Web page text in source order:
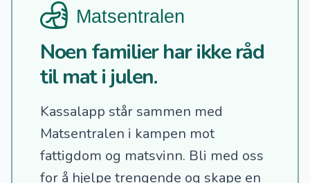
Noen familier har ikke råd
til mat i julen.
Kassalapp står sammen med
Matsentralen i kampen mot
fattigdom og matsvinn. Bli med oss
for å hjelpe trengende og skape en